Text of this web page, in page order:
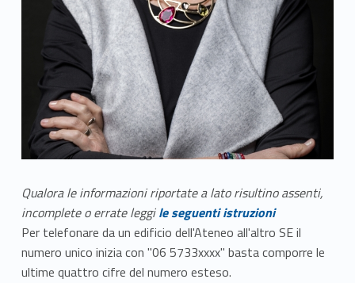
Qualora le informazioni riportate a lato risultino assenti,
incomplete o errate leggile seguenti istruzioni
Per telefonare da un edificio dell'Ateneo all'altro SE il
numero unico inizia con "06 5733xxxx" basta comporre le
ultime quattro cifre del numero esteso.